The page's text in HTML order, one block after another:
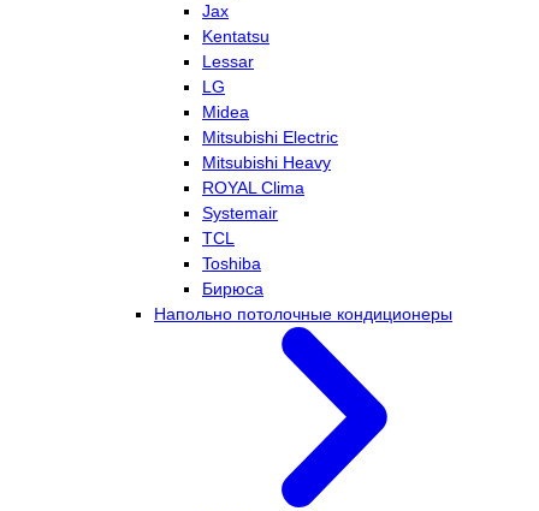
Jax
Kentatsu
Lessar
LG
Midea
Mitsubishi Electric
Mitsubishi Heavy
ROYAL Clima
Systemair
TCL
Toshiba
Бирюса
Напольно потолочные кондиционеры